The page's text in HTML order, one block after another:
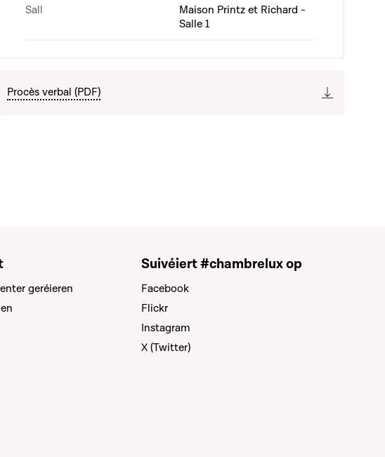
Sall
Maison Printz et Richard -
Salle 1
Procès verbal (PDF)
geréieren
Suivéiert #chambrelux op
Facebook
Flickr
Instagram
X (Twitter)